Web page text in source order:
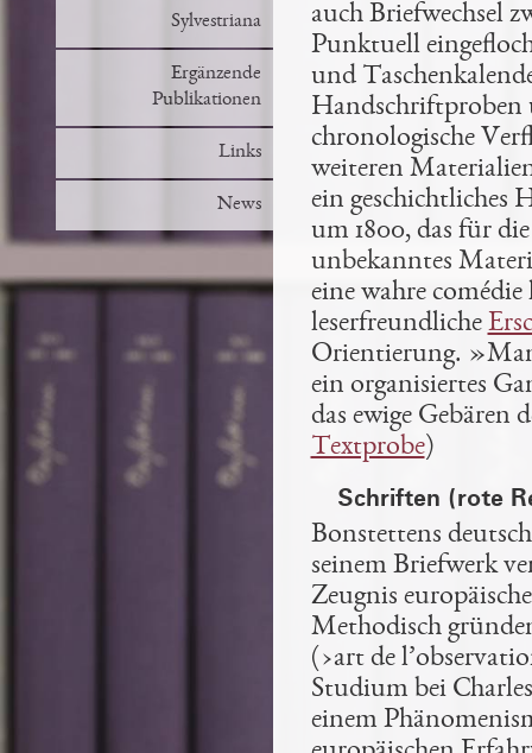
Sylvestriana
Ergänzende
Publikationen
Links
News
auch Briefwechsel
Punktuell
und
Handschriftproben
chronologische
weiteren
ein geschichtliches
um 1800, das für
unbekanntes
eine wahre
leserfreundliche
Orientierung.
ein organisiertes
das ewige Gebären
Textprobe)
Schriften (rote
Bonstettens
seinem Briefwerk
Zeugnis
Methodisch
(›art de
Studium bei
einem